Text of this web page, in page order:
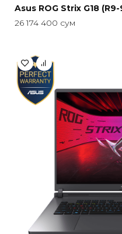
Asus ROG Strix G18
26 174 400 сум